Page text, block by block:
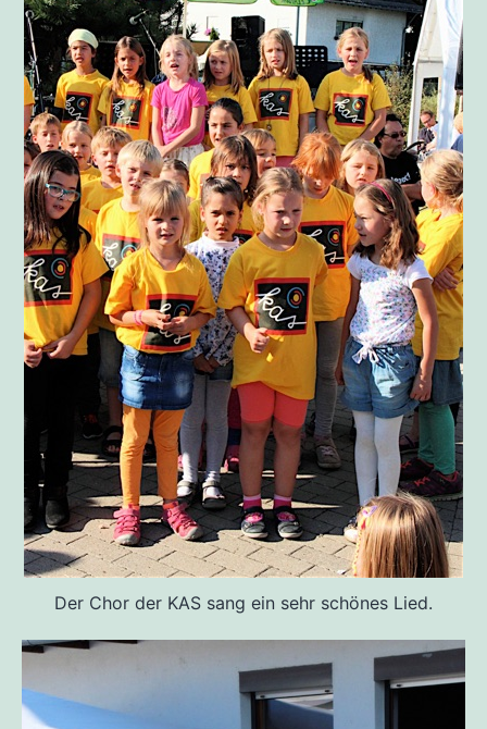
Der Chor der KAS sang ein sehr schönes Lied.